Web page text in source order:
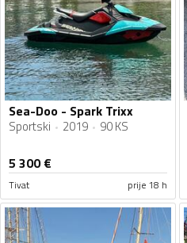
Sea-Doo - Spark Trixx
Sportski 2019 90 KS
5 300€
Tivat prije 18 h